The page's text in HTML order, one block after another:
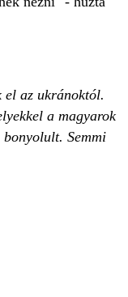
el az ukránoktól.
a magyarok
Semmi